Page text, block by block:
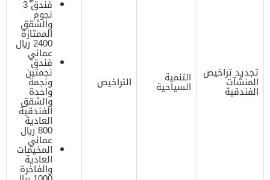
تجديد تراخيص
المنشآت
الفندقية
التنمية
السياحية التراخيص
فندق 3
نجوم
والشقق
الممتازة
2400 ريال
عماني
فندق
نجمتين
ونجمة
واحدة
والشقق
الفندقية
العادية
800 ريال
عماني
المخيمات
العادية
والفاخرة